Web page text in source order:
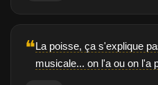
❝La poisse, ça s'explique
musicale... on l'a ou on l'a